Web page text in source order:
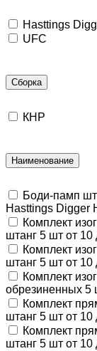
Hasttings
UFC
Сборка
КНР
Наименование
Боди-памп
Hasttings Digger
Комплект
штанг 5 шт от 10
Комплект
штанг 5 шт от 10
Комплект
обрезиненных 5
Комплект
штанг 5 шт от 10
Комплект
штанг 5 шт от 10